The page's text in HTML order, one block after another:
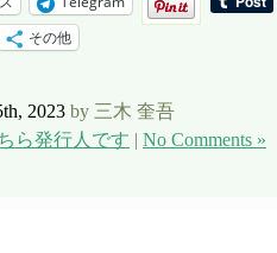
その他
2023 by 三木 奎吾
ら発行人です | No Comments »